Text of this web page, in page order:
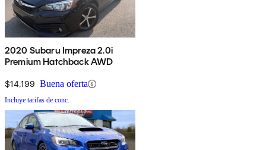
2020 Subaru Impreza 2.0i
Premium Hatchback AWD
$14,199 Buena oferta
Incluye tarifas de conc.